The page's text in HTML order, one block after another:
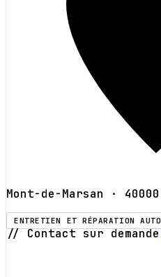
Mont-de-Marsan · 40000
ENTRETIEN ET RÉPARATION AUTO
// Contact sur demande